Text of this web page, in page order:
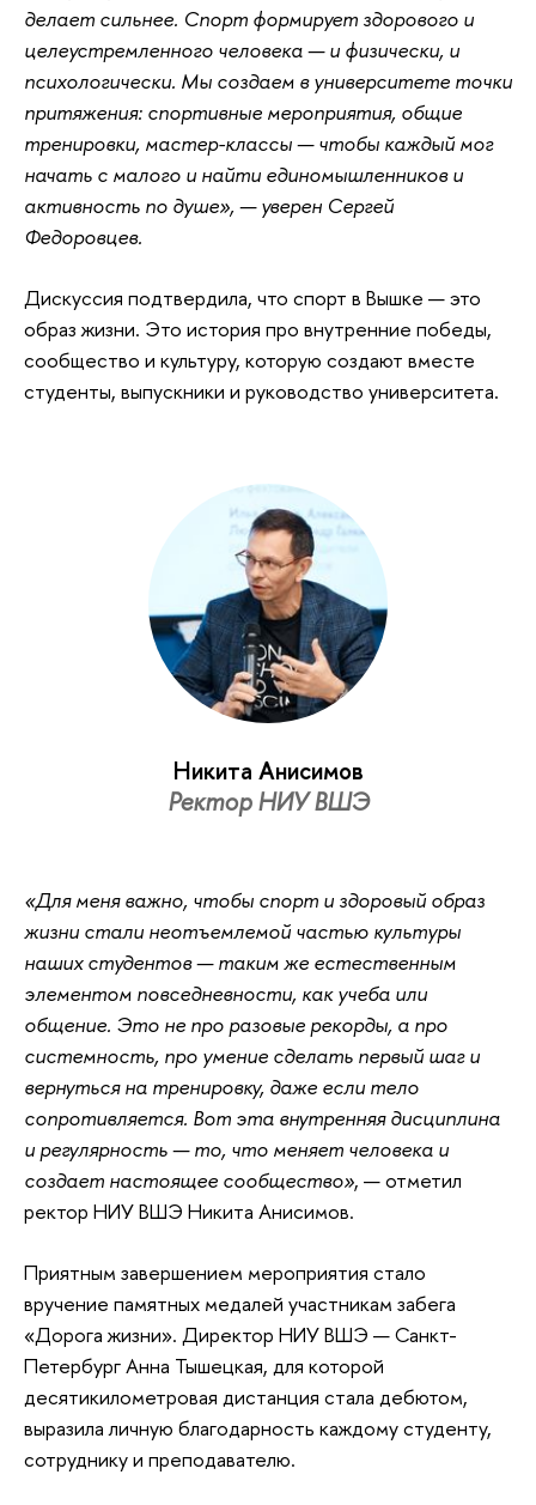
делает сильнее. Спорт формирует здорового и
целеустремленного человека — и физически, и
психологически. Мы создаем в университете точки
притяжения: спортивные мероприятия, общие
тренировки, мастер-классы — чтобы каждый мог
начать с малого и найти единомышленников и
активность по душе», — уверен Сергей
Федоровцев.
Дискуссия подтвердила, что спорт в Вышке — это
образ жизни. Это история про внутренние победы,
сообщество и культуру, которую создают вместе
студенты, выпускники и руководство университета.
Никита Анисимов
Ректор НИУ ВШЭ
«Для меня важно, чтобы спорт и здоровый образ
жизни стали неотъемлемой частью культуры
наших студентов — таким же естественным
элементом повседневности, как учеба или
общение. Это не про разовые рекорды, а про
системность, про умение сделать первый шаг и
вернуться на тренировку, даже если тело
сопротивляется. Вот эта внутренняя дисциплина
и регулярность — то, что меняет человека и
создает настоящее сообщество», — отметил
ректор НИУ ВШЭ Никита Анисимов.
Приятным завершением мероприятия стало
вручение памятных медалей участникам забега
«Дорога жизни». Директор НИУ ВШЭ — Санкт-
Петербург Анна Тышецкая, для которой
десятикилометровая дистанция стала дебютом,
выразила личную благодарность каждому студенту,
сотруднику и преподавателю.